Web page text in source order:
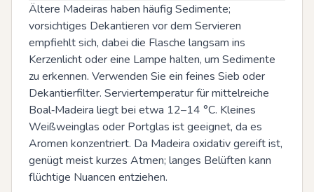
Ältere Madeiras haben häufig Sedimente;
vorsichtiges Dekantieren vor dem Servieren
empfiehlt sich, dabei die Flasche langsam ins
Kerzenlicht oder eine Lampe halten, um Sedimente
zu erkennen. Verwenden Sie ein feines Sieb oder
Dekantierfilter. Serviertemperatur für mittelreiche
Boal‑Madeira liegt bei etwa 12–14 °C. Kleines
Weißweinglas oder Portglas ist geeignet, da es
Aromen konzentriert. Da Madeira oxidativ gereift ist,
genügt meist kurzes Atmen; langes Belüften kann
flüchtige Nuancen entziehen.